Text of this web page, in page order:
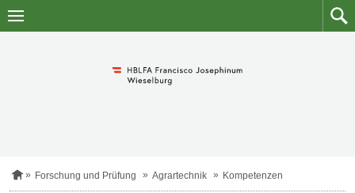
Zum
Zum
S
Forschung und Prüfung Agrartechnik Kompetenzen